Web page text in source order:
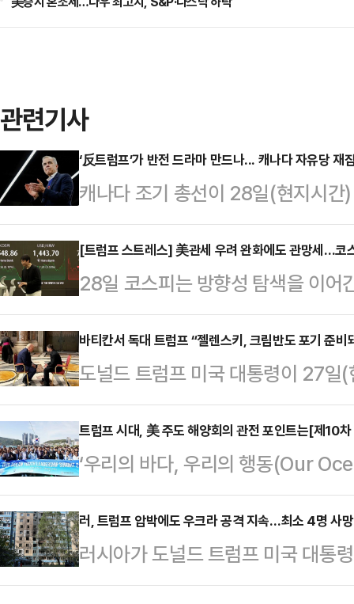
관련기사
‘反트럼프’가 반전 드라마 만드나... 캐나다 자유당 재
캐나다 조기 총선이 28일(현지시간
크 카니 총리의 자유당은 여러 여
량 앞서면서 과반 의석 확보가 점
캐나다는 이번 선거를 통해 선거구
캐나다 CBC방송 여론조사 트래커
42.5%로, 보수당(38.7%)보다
한 블록퀘벡당은 23%, 진보 성향
지했다.전날…
[트럼프 스트레스] 美관세 우려 완화에도 관망세…
28일 코스피는 방향성 탐색을 이
미국발 관세 우려 완화에도 기업 실
관망세를 보인 것이다.이날 한국거
포인트(0.10%) 오른 2548.86으
포인트(0.19%) 오른 2551.23으로
관이 960억원을 사들였고, 개인과
아치웠다.코스피 시가총액 상위
바티칸서 독대 트럼프 “젤렌스키, 크림반도 포기 준비
도널드 트럼프 미국 대통령이 27일
시아에 넘길 준비가 된 것으로 보인
고 주장해온 볼로디미르 젤렌스키
이어서 주목된다.로이터통신 등에
디미르 젤렌스키 우크라이나 대통
날 미 뉴저지에서 워싱턴DC로 출
했다. 그는 ‘러시아가 2014년 불법
어권을 양도할 준비가 됐다고…
트럼프 시대, 美 주도 해양회의 관전 포인트는[제10
‘우리의 바다, 우리의 행동(Our
워오션 콘퍼런스(OOC)가 막을 올
OOC에서 한국 정부는 해양 강국
다는 각오다.28일부터 30일까지
OOC는 세계 각국 장차관과 유엔
러, 트럼프 압박에도 우크라 공격 지속…최소 4명 사망
러시아가 도널드 트럼프 미국 대통
차 공습해 최소 4명이 숨졌다.로이